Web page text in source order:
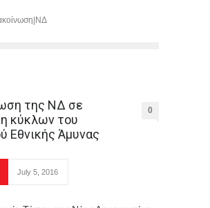
της ΝΔ σε
κύκλων του
Εθνικής Άμυνας
0
July 5, 2016